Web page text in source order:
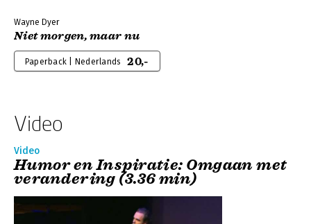
Wayne Dyer
Niet morgen, maar nu
Paperback | Nederlands 20,-
Video
Video
Humor en Inspiratie: Omgaan met
verandering (3.36 min)